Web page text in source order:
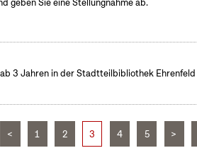
geben Sie eine Stellungnahme ab.
3 Jahren in der Stadtteilbibliothek Ehrenfeld
< 1 2 3 4 5 >